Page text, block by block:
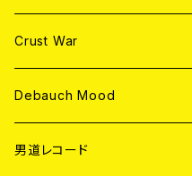
Crust War
Debauch Mood
男道レコード